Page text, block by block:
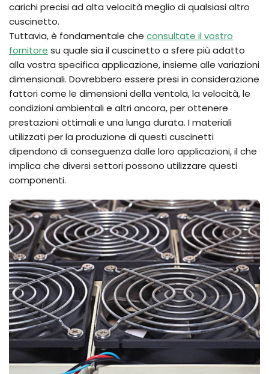
carichi precisi ad alta velocità meglio di qualsiasi altro
cuscinetto.
Tuttavia, è fondamentale che consultate il vostro
fornitore su quale sia il cuscinetto a sfere più adatto
alla vostra specifica applicazione, insieme alle variazioni
dimensionali. Dovrebbero essere presi in considerazione
fattori come le dimensioni della ventola, la velocità, le
condizioni ambientali e altri ancora, per ottenere
prestazioni ottimali e una lunga durata. I materiali
utilizzati per la produzione di questi cuscinetti
dipendono di conseguenza dalle loro applicazioni, il che
implica che diversi settori possono utilizzare questi
componenti.